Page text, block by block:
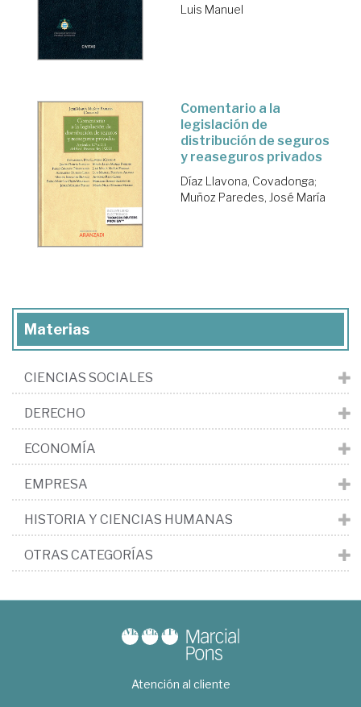
Luis Manuel
Comentario a la
legislación de
distribución de seguros
y reaseguros privados
Díaz Llavona, Covadonga;
Muñoz Paredes, José María
Materias
CIENCIAS SOCIALES
DERECHO
ECONOMÍA
EMPRESA
HISTORIA Y CIENCIAS HUMANAS
OTRAS CATEGORÍAS
Atención al cliente